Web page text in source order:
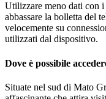
Utilizzare meno dati con
abbassare la bolletta del
velocemente su
utilizzati dal dispositivo.
Dove è possibile
Situate nel sud di Mato